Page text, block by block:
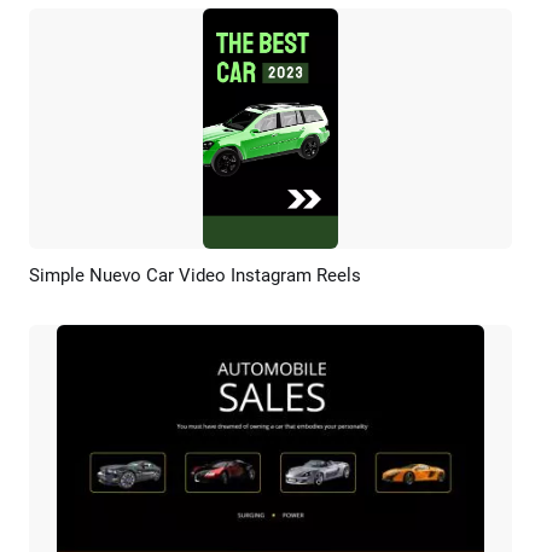
Previsualizar Crear IA
Simple Nuevo Car Video Instagram Reels